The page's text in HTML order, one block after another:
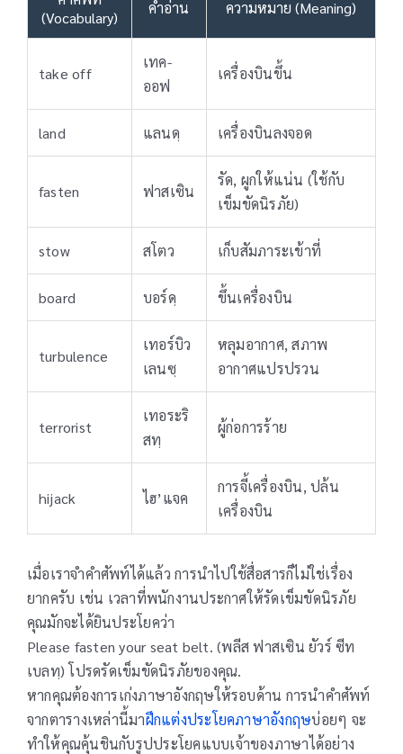
(Vocabulary)
คำอ่าน ความหมาย (Meaning)
take off
เทค-
ออฟ
เครื่องบินขึ้น
land แลนดฺ เครื่องบินลงจอด
fasten ฟาสเซิน
รัด, ผูกให้แน่น (ใช้กับ
เข็มขัดนิรภัย)
stow สโตว เก็บสัมภาระเข้าที่
board บอร์ดฺ ขึ้นเครื่องบิน
turbulence
เทอร์บิว
เลนซฺ
หลุมอากาศ, สภาพ
อากาศแปรปรวน
terrorist
เทอระริ
สทฺ
ผู้ก่อการร้าย
hijack ไฮ’แจค
การจี้เครื่องบิน, ปล้น
เครื่องบิน
เมื่อเราจำคำศัพท์ได้แล้ว การนำไปใช้สื่อสารก็ไม่ใช่เรื่อง
ยากครับ เช่น เวลาที่พนักงานประกาศให้รัดเข็มขัดนิรภัย
คุณมักจะได้ยินประโยคว่า
Please fasten your seat belt. (พลีส ฟาสเซิน ยัวร์ ซีท
เบลทฺ) โปรดรัดเข็มขัดนิรภัยของคุณ.
หากคุณต้องการเก่งภาษาอังกฤษให้รอบด้าน การนำคำศัพท์
จากตารางเหล่านี้มาฝึกแต่งประโยคภาษาอังกฤษบ่อยๆ จะ
ทำให้คุณคุ้นชินกับรูปประโยคแบบเจ้าของภาษาได้อย่าง